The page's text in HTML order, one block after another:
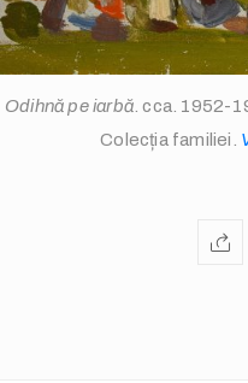
Publicații
Odihnă pe iarbă. cca. 1952-
Colecția familiei.